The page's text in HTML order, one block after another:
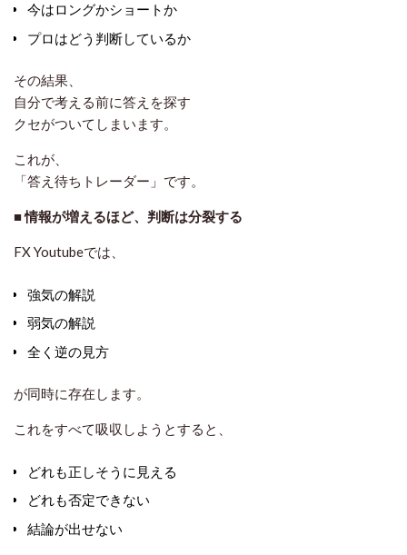
今はロングかショートか
プロはどう判断しているか
その結果、
自分で考える前に答えを探す
クセがついてしまいます。
これが、
「答え待ちトレーダー」です。
■情報が増えるほど、判断は分裂する
FX Youtubeでは、
強気の解説
弱気の解説
全く逆の見方
が同時に存在します。
これをすべて吸収しようとすると、
どれも正しそうに見える
どれも否定できない
結論が出せない